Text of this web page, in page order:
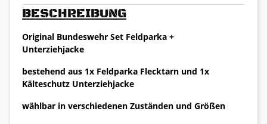
BESCHREIBUNG
Original Bundeswehr Set Feldparka +
Unterziehjacke
bestehend aus 1x Feldparka Flecktarn und 1x
Kälteschutz Unterziehjacke
wählbar in verschiedenen Zuständen und Größen